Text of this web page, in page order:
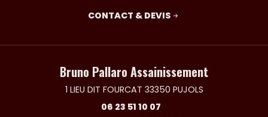
CONTACT & DEVIS
Bruno Pallaro Assainissement
1 LIEU DIT FOURCAT 33350 PUJOLS
06 23 51 10 07